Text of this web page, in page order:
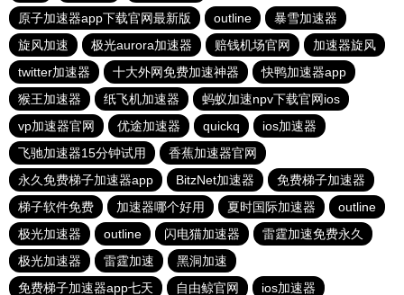
原子加速器app下载官网最新版
outline
暴雪加速器
旋风加速
极光aurora加速器 赔钱机场官网
加速器旋风
twitter加速器
十大外网免费加速神器
快鸭加速器app
猴王加速器
纸飞机加速器
蚂蚁加速npv下载官网ios
vp加速器官网
优途加速器 quickq
ios加速器
飞驰加速器15分钟试用
香蕉加速器官网
永久免费梯子加速器app
BitzNet加速器
免费梯子加速器
梯子软件免费
加速器哪个好用 夏时国际加速器
outline
极光加速器
outline 闪电猫加速器
雷霆加速免费永久
极光加速器
雷霆加速
黑洞加速
免费梯子加速器app七天
自由鲸官网 ios加速器